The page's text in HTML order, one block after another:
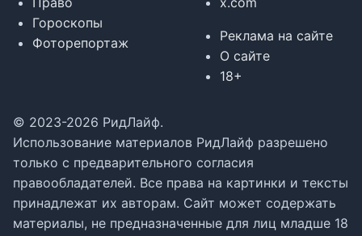
Гороскопы
Фоторепортаж
Реклама на сайте
О сайте
18+
© 2023-2026 РидЛайф.
Использование материалов РидЛайф разрешено
только с предварительного согласия
правообладателей. Все права на картинки и тексты
принадлежат их авторам. Сайт может содержать
материалы, не предназначенные для лиц младше 18